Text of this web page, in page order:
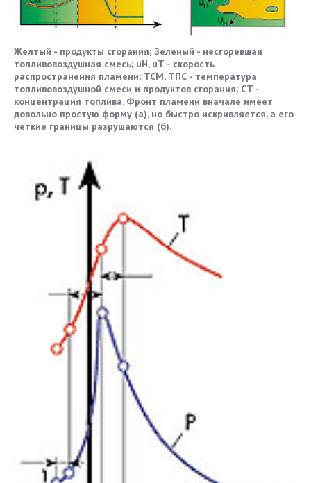
Желтый - продукты сгорания; Зеленый - несгоревшая
топливовоздушная смесь; uН, uТ - скорость
распространения пламени; ТСМ, ТПС - температура
топливовоздушной смеси и продуктов сгорания; СТ -
концентрация топлива. Фронт пламени вначале имеет
довольно простую форму (а), но быстро искривляется, а его
четкие границы разрушаются (б).